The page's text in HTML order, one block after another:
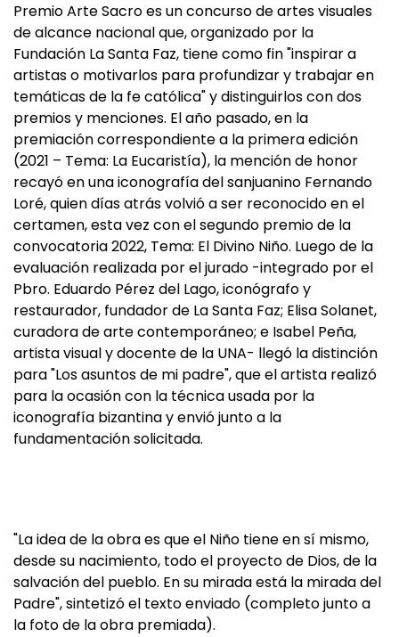
Premio Arte Sacro es un concurso de artes visuales
de alcance nacional que, organizado por la
Fundación La Santa Faz, tiene como fin "inspirar a
artistas o motivarlos para profundizar y trabajar en
temáticas de la fe católica" y distinguirlos con dos
premios y menciones. El año pasado, en la
premiación correspondiente a la primera edición
(2021 – Tema: La Eucaristía), la mención de honor
recayó en una iconografía del sanjuanino Fernando
Loré, quien días atrás volvió a ser reconocido en el
certamen, esta vez con el segundo premio de la
convocatoria 2022, Tema: El Divino Niño. Luego de la
evaluación realizada por el jurado -integrado por el
Pbro. Eduardo Pérez del Lago, iconógrafo y
restaurador, fundador de La Santa Faz; Elisa Solanet,
curadora de arte contemporáneo; e Isabel Peña,
artista visual y docente de la UNA- llegó la distinción
para "Los asuntos de mi padre", que el artista realizó
para la ocasión con la técnica usada por la
iconografía bizantina y envió junto a la
fundamentación solicitada.
"La idea de la obra es que el Niño tiene en sí mismo,
desde su nacimiento, todo el proyecto de Dios, de la
salvación del pueblo. En su mirada está la mirada del
Padre", sintetizó el texto enviado (completo junto a
la foto de la obra premiada).